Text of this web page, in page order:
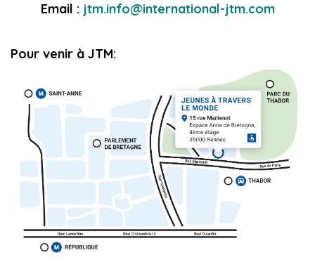
Email : jtm.info@international-jtm.com
Pour venir à JTM: